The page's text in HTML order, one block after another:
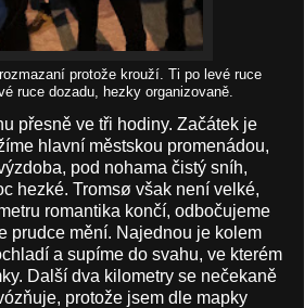
protože krouží. Ti po levé ruce
ruce dozadu, hezky organizovaně.
přesně ve tři hodiny. Začátek je
hlavní městskou promenádou,
pod nohama čistý sníh,
hezké. Tromsø však není velké,
romantika končí, odbočujeme
prudce mění. Najednou je kolem
a supíme do svahu, ve kterém
Další dva kilometry se nečekaně
protože jsem dle mapky